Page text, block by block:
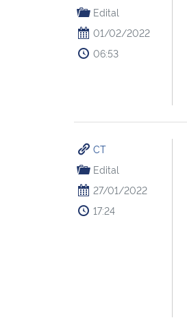
Edital
01/02/2022
06:53
CT
Edital
27/01/2022
17:24